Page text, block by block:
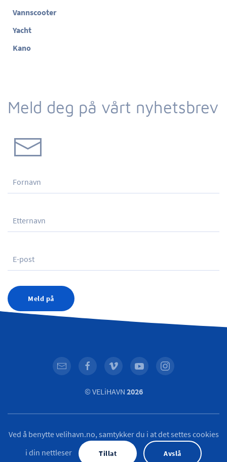
Vannscooter
Yacht
Kano
Meld deg på vårt nyhetsbrev
Meld på
© VELiHAVN 2026
Ved å benytte velihavn.no, samtykker du i at det settes cookies
i din nettleser
Tillat Avslå